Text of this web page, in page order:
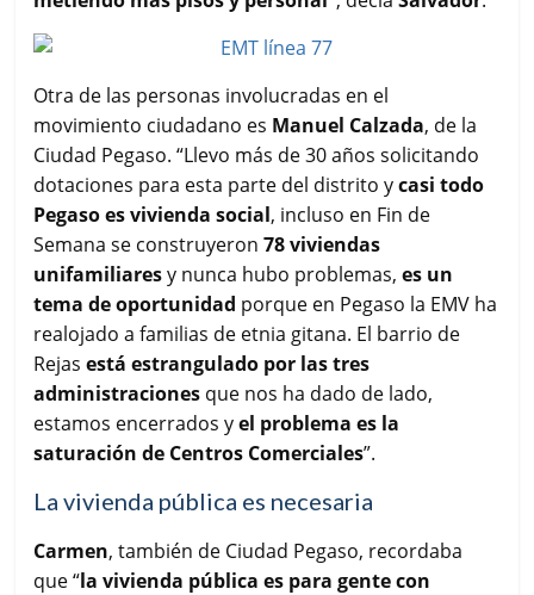
Otra de las personas involucradas en el
movimiento ciudadano es Manuel Calzada, de la
Ciudad Pegaso. “Llevo más de 30 años solicitando
dotaciones para esta parte del distrito ycasi todo
Pegaso es vivienda social, incluso en Fin de
Semana se construyeron78 viviendas
unifamiliaresy nunca hubo problemas,es un
tema de oportunidad porque en Pegaso la EMV ha
realojado a familias de etnia gitana. El barrio de
Rejas está estrangulado por las tres
administraciones que nos ha dado de lado,
estamos encerrados yel problema es la
saturación de Centros Comerciales”.
La vivienda pública es necesaria
Carmen, también de Ciudad Pegaso, recordaba
que “la vivienda pública es para gente con